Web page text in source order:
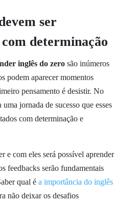
ser
determinação
inglês do zero são inúmeros
podem aparecer momentos
pensamento é desistir. No
jornada de sucesso que esses
com determinação e
e com eles será possível aprender
feedbacks serão fundamentais
qual é a importância do inglês
não deixar os desafios